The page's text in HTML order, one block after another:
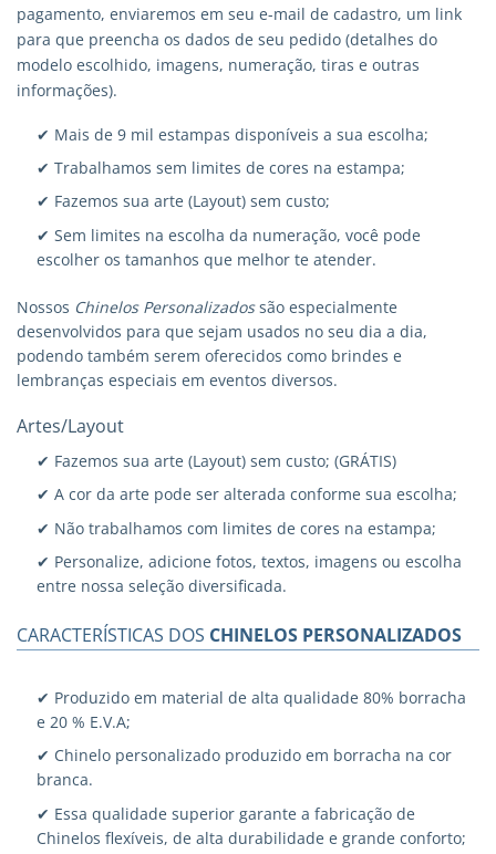
pagamento, enviaremos em seu e-mail de cadastro, um link
para que preencha os dados de seu pedido (detalhes do
modelo escolhido, imagens, numeração, tiras e outras
informações).
✔ Mais de 9 mil estampas disponíveis a sua escolha;
✔ Trabalhamos sem limites de cores na estampa;
✔ Fazemos sua arte (Layout) sem custo;
✔ Sem limites na escolha da numeração, você pode
escolher os tamanhos que melhor te atender.
Nossos Chinelos Personalizadossão especialmente
desenvolvidos para que sejam usados no seu dia a dia,
podendo também serem oferecidos como brindes e
lembranças especiais em eventos diversos.
Artes/Layout
✔ Fazemos sua arte (Layout) sem custo; (GRÁTIS)
✔ A cor da arte pode ser alterada conforme sua escolha;
✔ Não trabalhamos com limites de cores na estampa;
✔ Personalize, adicione fotos, textos, imagens ou escolha
entre nossa seleção diversificada.
CARACTERÍSTICAS DOS CHINELOS PERSONALIZADOS
✔ Produzido em material de alta qualidade 80% borracha
e 20 % E.V.A;
✔ Chinelo personalizado produzido em borracha na cor
branca.
✔ Essa qualidade superior garante a fabricação de
Chinelos flexíveis, de alta durabilidade e grande conforto;